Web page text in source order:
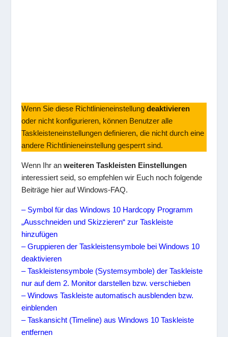
Wenn Sie diese Richtlinieneinstellungdeaktivieren
oder nicht konfigurieren, können Benutzer alle
Taskleisteneinstellungen definieren, die nicht durch eine
andere Richtlinieneinstellung gesperrt sind.
Wenn Ihr anweiteren Taskleisten Einstellungen
interessiert seid, so empfehlen wir Euch noch folgende
Beiträge hier auf Windows-FAQ.
– Symbol für das Windows 10 Hardcopy Programm
„Ausschneiden und Skizzieren“ zur Taskleiste
hinzufügen
– Gruppieren der Taskleistensymbole bei Windows 10
deaktivieren
– Taskleistensymbole (Systemsymbole) der Taskleiste
nur auf dem 2. Monitor darstellen bzw. verschieben
– Windows Taskleiste automatisch ausblenden bzw.
einblenden
– Taskansicht (Timeline) aus Windows 10 Taskleiste
entfernen